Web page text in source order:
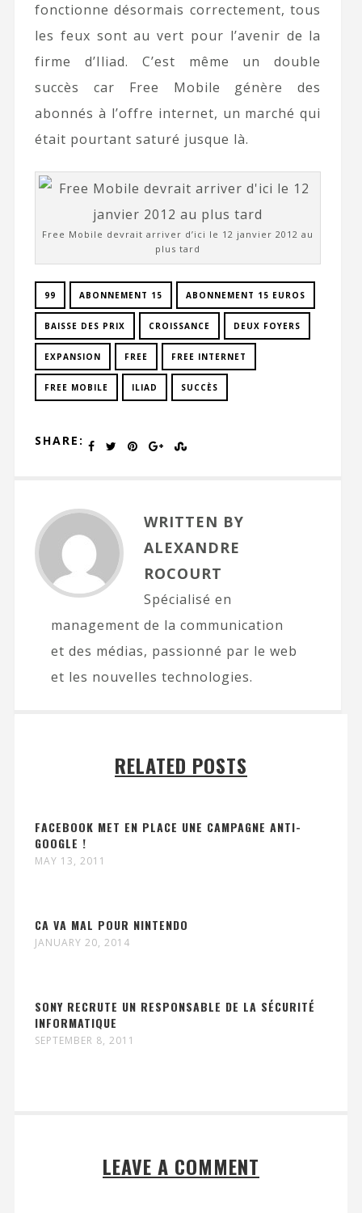
fonctionne désormais correctement, tous
les feux sont au vert pour l’avenir de la
firme d’Iliad. C’est même un double
succès car Free Mobile génère des
abonnés à l’offre internet, un marché qui
était pourtant saturé jusque là.
Free Mobile devrait arriver d’ici le 12 janvier 2012 au
plus tard
99 ABONNEMENT 15 ABONNEMENT 15 EUROS
BAISSE DES PRIX CROISSANCE DEUX FOYERS
EXPANSION FREE FREE INTERNET
FREE MOBILE ILIAD SUCCÈS
SHARE:
WRITTEN BY
ALEXANDRE
ROCOURT
Spécialisé en
management de la communication
et des médias, passionné par le web
et les nouvelles technologies.
RELATED POSTS
FACEBOOK MET EN PLACE UNE CAMPAGNE ANTI-
GOOGLE !
MAY 13, 2011
CA VA MAL POUR NINTENDO
JANUARY 20, 2014
SONY RECRUTE UN RESPONSABLE DE LA SÉCURITÉ
INFORMATIQUE
SEPTEMBER 8, 2011
LEAVE A COMMENT